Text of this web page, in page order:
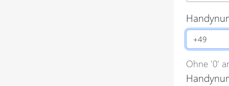
Ohne '0'